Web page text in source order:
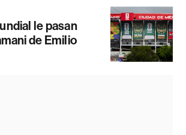
le pasan
de Emilio